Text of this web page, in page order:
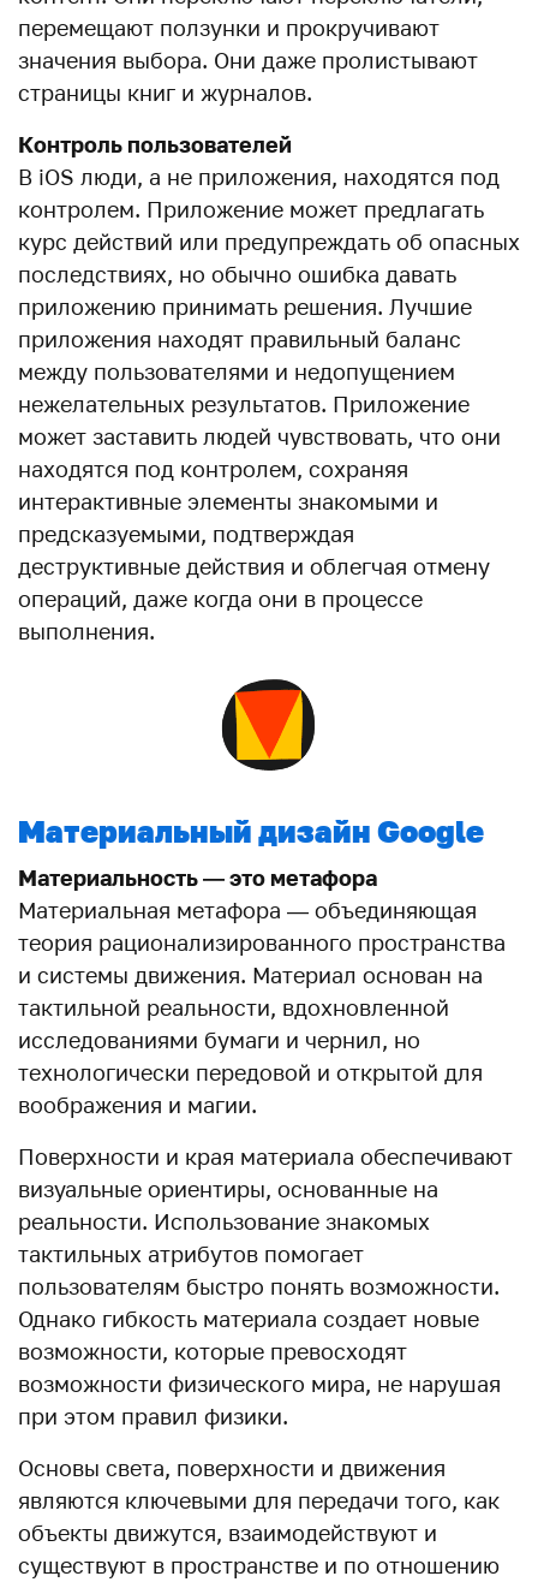
перемещают ползунки и прокручивают
значения выбора. Они даже пролистывают
страницы книг и журналов.
Контроль пользователей
В iOS люди, а не приложения, находятся под
контролем. Приложение может предлагать
курс действий или предупреждать об опасных
последствиях, но обычно ошибка давать
приложению принимать решения. Лучшие
приложения находят правильный баланс
между пользователями и недопущением
нежелательных результатов. Приложение
может заставить людей чувствовать, что они
находятся под контролем, сохраняя
интерактивные элементы знакомыми и
предсказуемыми, подтверждая
деструктивные действия и облегчая отмену
операций, даже когда они в процессе
выполнения.
Материальный дизайнGoogle
Материальность — это метафора
Материальная метафора — объединяющая
теория рационализированного пространства
и системы движения. Материал основан на
тактильной реальности, вдохновленной
исследованиями бумаги и чернил, но
технологически передовой и открытой для
воображения и магии.
Поверхности и края материала обеспечивают
визуальные ориентиры, основанные на
реальности. Использование знакомых
тактильных атрибутов помогает
пользователям быстро понять возможности.
Однако гибкость материала создает новые
возможности, которые превосходят
возможности физического мира, не нарушая
при этом правил физики.
Основы света, поверхности и движения
являются ключевыми для передачи того, как
объекты движутся, взаимодействуют и
существуют в пространстве и по отношению